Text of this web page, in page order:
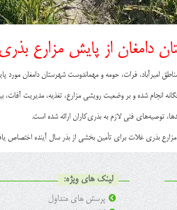
دامغان از پایش مزارع
امیرآباد، فرات، حومه و مهماندوست شهرستان دامغان مورد
انجام شده و بر وضعیت رویشی مزارع، تغذیه، مدیریت آفات،
توصیه‌های فنی لازم به بذری‌کاران ارائه شده است.
لینک های ویژه:
پرسش های متداول